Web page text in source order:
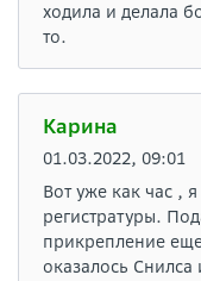
ходила и делала
то.
Карина
01.03.2022, 09:01
Вот уже как час ,
регистратуры.
прикрепление
оказалось